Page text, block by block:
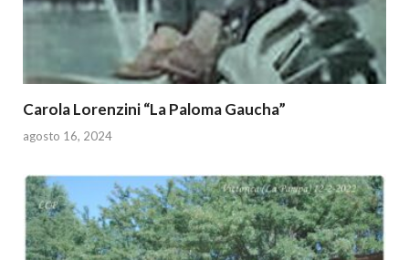
Carola Lorenzini “La Paloma Gaucha”
agosto 16, 2024